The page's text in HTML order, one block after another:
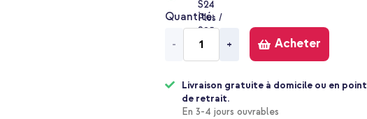
Quantité
- + Acheter
Livraison gratuite à domicile ou en point
de retrait.
En 3-4 jours ouvrables